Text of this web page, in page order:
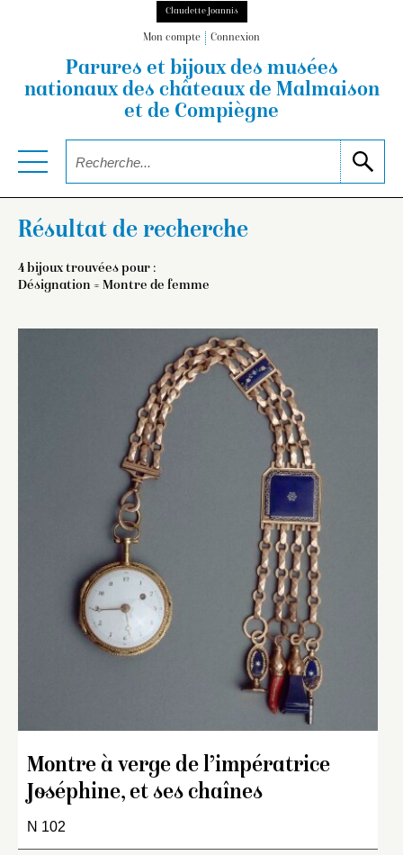
Claudette Joannis
Mon compte Connexion
Parures et bijoux des musées
nationauxdes châteaux de Malmaison
et de Compiègne
Résultat de recherche
4 bijoux trouvées pour :
Désignation = Montre de femme
Montre à verge de l’impératrice
Joséphine, et ses chaînes
N 102